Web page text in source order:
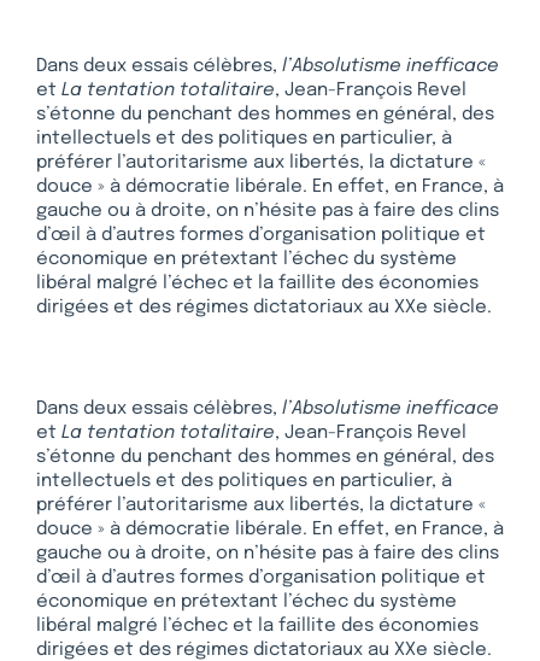
Dans deux essais célèbres, l’Absolutisme inefficace
et La tentation totalitaire, Jean-François Revel
s’étonne du penchant des hommes en général, des
intellectuels et des politiques en particulier, à
préférer l’autoritarisme aux libertés, la dictature «
douce » à démocratie libérale. En effet, en France, à
gauche ou à droite, on n’hésite pas à faire des clins
d’œil à d’autres formes d’organisation politique et
économique en prétextant l’échec du système
libéral malgré l’échec et la faillite des économies
dirigées et des régimes dictatoriaux au XXe siècle.
Dans deux essais célèbres, l’Absolutisme inefficace
et La tentation totalitaire, Jean-François Revel
s’étonne du penchant des hommes en général, des
intellectuels et des politiques en particulier, à
préférer l’autoritarisme aux libertés, la dictature «
douce » à démocratie libérale. En effet, en France, à
gauche ou à droite, on n’hésite pas à faire des clins
d’œil à d’autres formes d’organisation politique et
économique en prétextant l’échec du système
libéral malgré l’échec et la faillite des économies
dirigées et des régimes dictatoriaux au XXe siècle.